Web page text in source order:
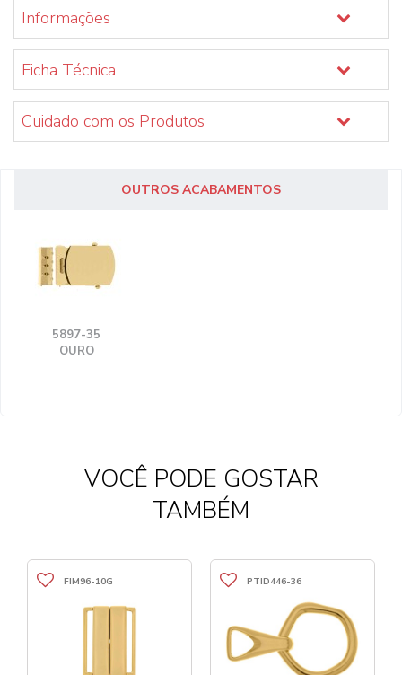
Informações
Ficha Técnica
Cuidado com os Produtos
OUTROS ACABAMENTOS
5897-35
OURO
VOCÊ PODE GOSTAR
TAMBÉM
FIM96-10G PTID446-36